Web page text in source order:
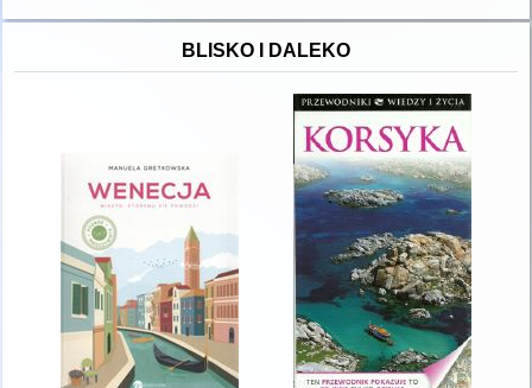
BLISKO I DALEKO